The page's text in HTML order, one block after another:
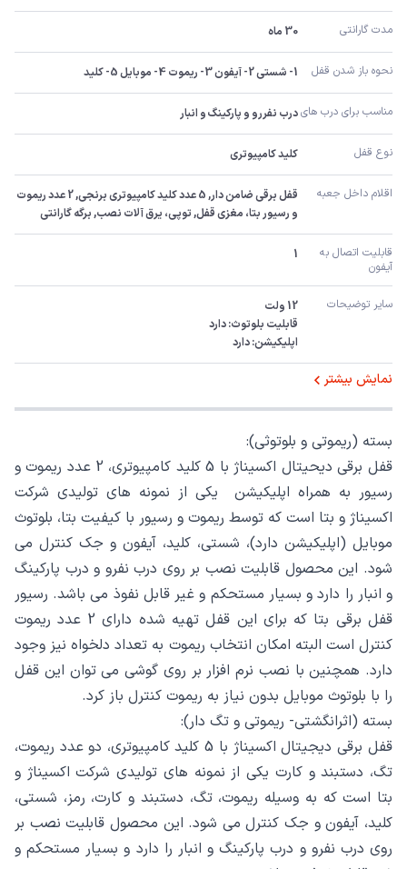
مدت گارانتی 30 ماه
نحوه باز شدن قفل 1- شستی 2- آیفون 3- ریموت 4- موبایل 5- کلید
مناسب برای درب هایدرب نفررو و پارکینگ و انبار
نوع قفل کلید کامپیوتری
اقلام داخل جعبه
و رسیور بتا، مغزی قفل, توپی، یرق آلات نصب, برگه گارانتی
آیفون
1
سایر توضیحات
اپلیکیشن: دارد
نمایش بیشتر
بسته (ریموتی و بلوتوثی):
قفل برقی دیحیتال اکسیناژ با 5 کلید کامپیوتری، 2 عدد ریموت و
رسیور به همراه اپلیکیشن یکی از نمونه های تولیدی شرکت
اکسیناژ و بتا است که توسط ریموت و رسیور با کیفیت بتا، بلوتوث
موبایل (اپلیکیشن دارد)، شستی، کلید، آیفون و جک کنترل می
شود. این محصول قابلیت نصب بر روی درب نفرو و درب پارکینگ
و انبار را دارد و بسیار مستحکم و غیر قابل نفوذ می باشد. رسیور
قفل برقی بتا که برای این قفل تهیه شده دارای 2 عدد ریموت
کنترل است البته امکان انتخاب ریموت به تعداد دلخواه نیز وجود
دارد. همچنین با نصب نرم افزار بر روی گوشی می توان این قفل
را با بلوتوث موبایل بدون نیاز به ریموت کنترل باز کرد.
بسته (اثرانگشتی- ریموتی و تگ دار):
قفل برقی دیجیتال اکسیناژ با 5 کلید کامپیوتری، دو عدد ریموت،
تگ، دستبند و کارت یکی از نمونه های تولیدی شرکت اکسیناژ و
بتا است که به وسیله ریموت، تگ، دستبند و کارت، رمز، شستی،
کلید، آیفون و جک کنترل می شود. این محصول قابلیت نصب بر
روی درب نفرو و درب پارکینگ و انبار را دارد و بسیار مستحکم و